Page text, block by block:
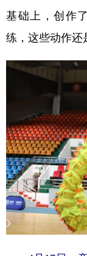
基础上，创作
练，这些动作还